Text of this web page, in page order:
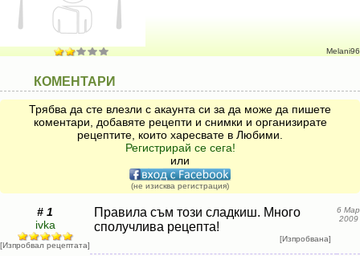
Melani96
КОМЕНТАРИ
Трябва да сте влезли с акаунта си за да може да пишете
коментари, добавяте рецепти и снимки и организирате
рецептите, които харесвате в Любими.
Регистрирай се сега!
или
(не изисква регистрация)
# 1
ivka
[Изпробвал рецептата]
Правила съм този сладкиш. Много
сполучлива рецепта!
[Изпробвана]
6 Мар
2009